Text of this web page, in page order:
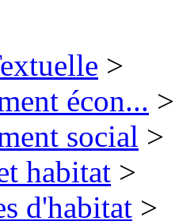
>
écon... >
social >
habitat >
d'habitat >